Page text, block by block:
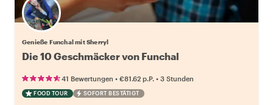
Genieße Funchal mit Sherryl
Die 10 Geschmäcker von Funchal
41 Bewertungen • €81.62 p.P. • 3 Stunden
FOOD TOUR SOFORT BESTÄTIGT